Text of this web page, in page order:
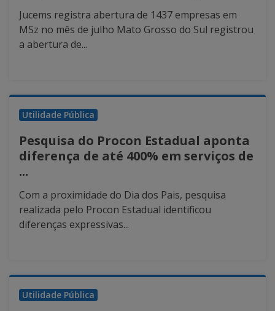
Jucems registra abertura de 1437 empresas em
MSz no mês de julho Mato Grosso do Sul registrou
a abertura de...
Utilidade Pública
Pesquisa do Procon Estadual aponta
diferença de até 400% em serviços de
...
Com a proximidade do Dia dos Pais, pesquisa
realizada pelo Procon Estadual identificou
diferenças expressivas...
Utilidade Pública